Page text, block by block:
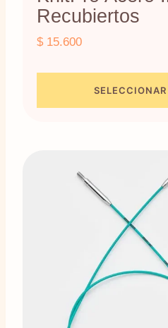
Recubiertos
$ 15.600
múltiples
variantes.